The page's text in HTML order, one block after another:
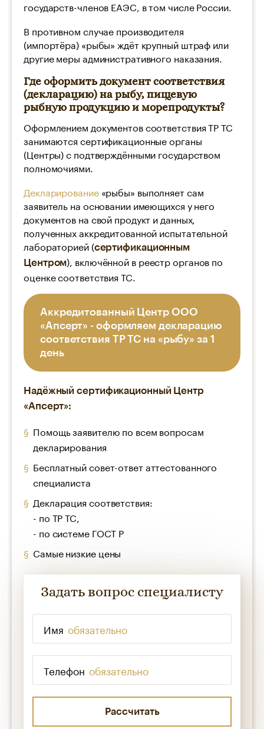
государств-членов ЕАЭС, в том числе России.
В противном случае производителя
(импортёра) «рыбы» ждёт крупный штраф или
другие меры административного наказания.
Где оформить документ соответствия
(декларацию) на рыбу, пищевую
рыбную продукцию и морепродукты?
Оформлением документов соответствия ТР ТС
занимаются сертификационные органы
(Центры) с подтверждёнными государством
полномочиями.
Декларирование«рыбы» выполняет сам
заявитель на основании имеющихся у него
документов на свой продукт и данных,
полученных аккредитованной испытательной
лабораторией (сертификационным
Центром), включённой в реестр органов по
оценке соответствия ТС.
Аккредитованный Центр ООО
«Апсерт» - оформляем декларацию
соответствия ТР ТС на «рыбу» за 1
день
Надёжный сертификационный Центр
«Апсерт»:
Помощь заявителю по всем вопросам
декларирования
Бесплатный совет-ответ аттестованного
специалиста
Декларация соответствия:
- по ТР ТС,
- по системе ГОСТ Р
Самые низкие цены
Задать вопрос специалисту
Имя *
Телефон *